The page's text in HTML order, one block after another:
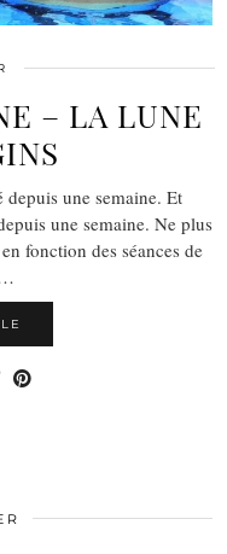
– LA LUNE
depuis une semaine. Et
une semaine. Ne plus
fonction des séances de